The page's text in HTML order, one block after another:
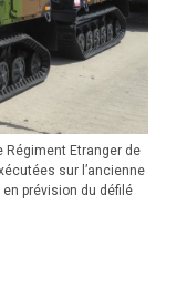
Régiment Etranger de
sur l’ancienne
prévision du défilé